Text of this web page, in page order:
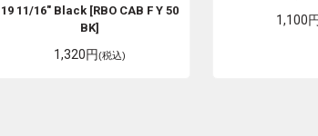
19 11/16" Black [RBO CAB F Y 50
BK]
1,320円(税込)
1,100